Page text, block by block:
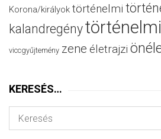
Korona/királyok történelmi
kalandregény
viccgyűjtemény zene életrajzi
KERESÉS…